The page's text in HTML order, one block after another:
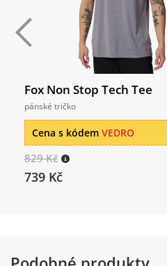
Fox Non Stop Tech Tee
pánské tričko
Cena s kódem VEDRO
829 Kč
739 Kč